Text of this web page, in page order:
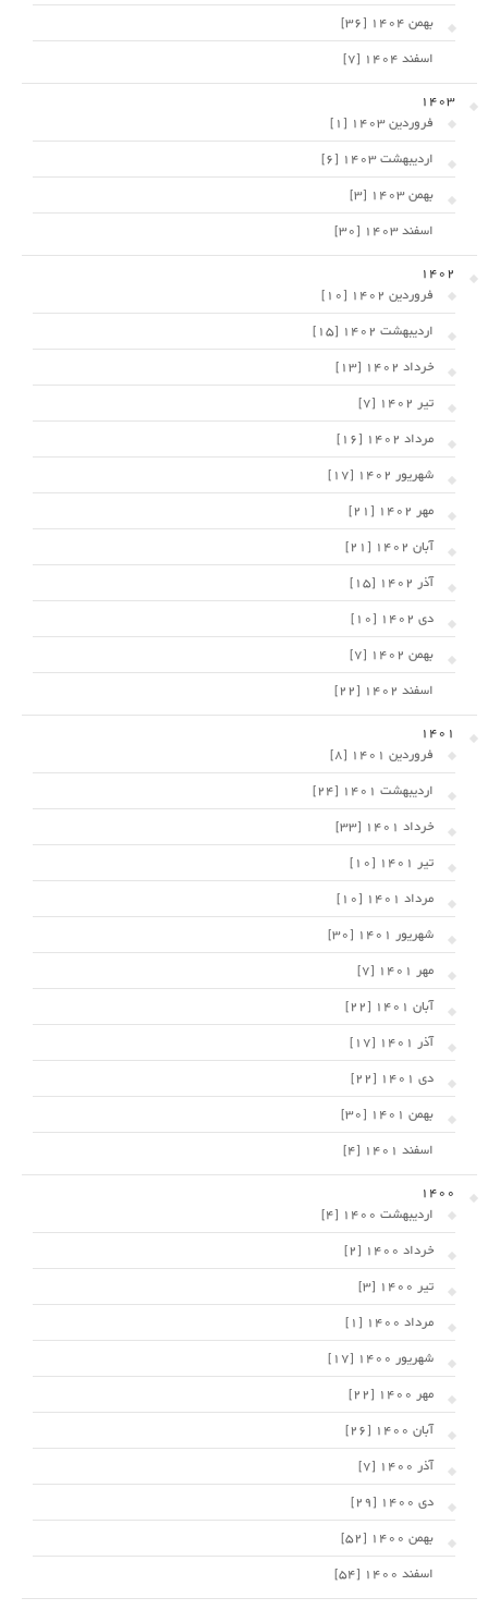
بهمن 1404 [36]
اسفند 1404 [7]
1403
فروردین 1403 [1]
اردیبهشت 1403 [6]
بهمن 1403 [3]
اسفند 1403 [30]
1402
فروردین 1402 [10]
اردیبهشت 1402 [15]
خرداد 1402 [13]
تیر 1402 [7]
مرداد 1402 [16]
شهریور 1402 [17]
مهر 1402 [21]
آبان 1402 [21]
آذر 1402 [15]
دی 1402 [10]
بهمن 1402 [7]
اسفند 1402 [22]
1401
فروردین 1401 [8]
اردیبهشت 1401 [24]
خرداد 1401 [33]
تیر 1401 [10]
مرداد 1401 [10]
شهریور 1401 [30]
مهر 1401 [7]
آبان 1401 [22]
آذر 1401 [17]
دی 1401 [22]
بهمن 1401 [30]
اسفند 1401 [4]
1400
اردیبهشت 1400 [4]
خرداد 1400 [2]
تیر 1400 [3]
مرداد 1400 [1]
شهریور 1400 [17]
مهر 1400 [22]
آبان 1400 [26]
آذر 1400 [7]
دی 1400 [29]
بهمن 1400 [52]
اسفند 1400 [54]